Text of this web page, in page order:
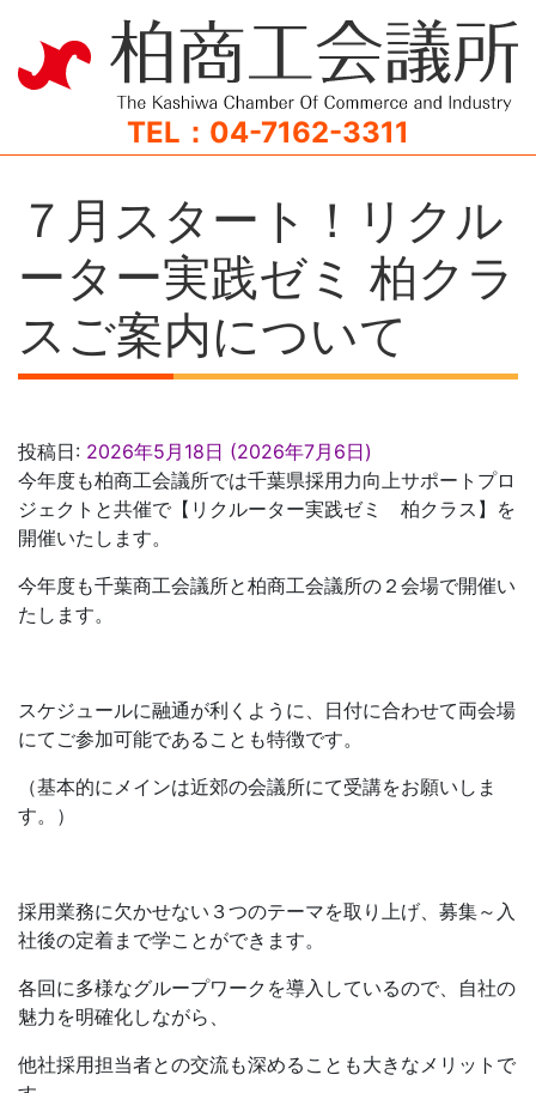
TEL：04-7162-3311
７月スタート！リクル
ーター実践ゼミ 柏クラ
スご案内について
投稿日: 2026年5月18日 (2026年7月6日)
今年度も柏商工会議所では千葉県採用力向上サポートプロ
ジェクトと共催で【リクルーター実践ゼミ 柏クラス】を
開催いたします。
今年度も千葉商工会議所と柏商工会議所の２会場で開催い
たします。
スケジュールに融通が利くように、日付に合わせて両会場
にてご参加可能であることも特徴です。
（基本的にメインは近郊の会議所にて受講をお願いしま
す。）
採用業務に欠かせない３つのテーマを取り上げ、募集～入
社後の定着まで学ことができます。
各回に多様なグループワークを導入しているので、自社の
魅力を明確化しながら、
他社採用担当者との交流も深めることも大きなメリットで